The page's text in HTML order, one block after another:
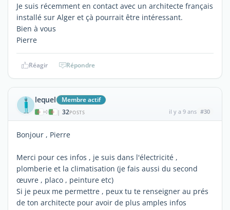
Je suis récemment en contact avec un architecte français
installé sur Alger et çà pourrait être intéressant.
Bien à vous
Pierre
Réagir Répondre
lequel Membre actif
| 32POSTS il y a 9 ans #30
Bonjour , Pierre
Merci pour ces infos , je suis dans l'électricité ,
plomberie et la climatisation (je fais aussi du second
œuvre , placo , peinture etc)
Si je peux me permettre , peux tu te renseigner au prés
de ton architecte pour avoir de plus amples infos